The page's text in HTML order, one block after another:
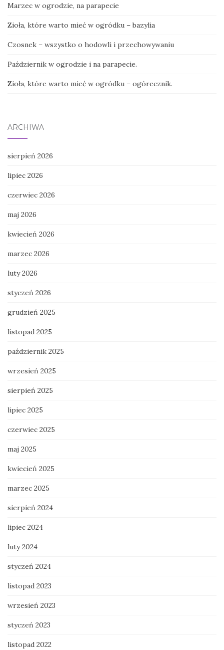
Marzec w ogrodzie, na parapecie
Zioła, które warto mieć w ogródku – bazylia
Czosnek – wszystko o hodowli i przechowywaniu
Październik w ogrodzie i na parapecie.
Zioła, które warto mieć w ogródku – ogórecznik.
ARCHIWA
sierpień 2026
lipiec 2026
czerwiec 2026
maj 2026
kwiecień 2026
marzec 2026
luty 2026
styczeń 2026
grudzień 2025
listopad 2025
październik 2025
wrzesień 2025
sierpień 2025
lipiec 2025
czerwiec 2025
maj 2025
kwiecień 2025
marzec 2025
sierpień 2024
lipiec 2024
luty 2024
styczeń 2024
listopad 2023
wrzesień 2023
styczeń 2023
listopad 2022